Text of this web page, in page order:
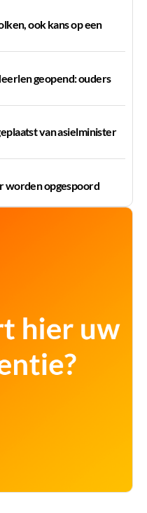
ook kans op een
geopend: ouders
van asielminister
worden opgespoord